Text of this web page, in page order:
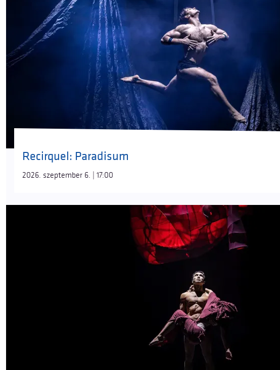
Recirquel: Paradisum
2026. szeptember 6. | 17:00